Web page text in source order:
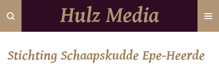
Ga
direct
hoofdinhoud
Hulz Media
Stichting Schaapskudde Epe-Heerde